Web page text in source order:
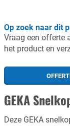
Op zoek naar dit
Vraag een offerte
het product en
GEKA
Deze GEKA